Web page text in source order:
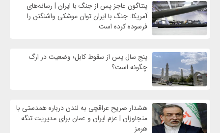
پنتاگون عاجز پس از جنگ با ایران | رسانه‌های
آمریکا: جنگ با ایران توان موشکی واشنگتن را
فرسوده کرده است
پنج سال پس از سقوط کابل؛ وضعیت در ارگ
چگونه است؟
هشدار صریح عراقچی به لندن درباره همدستی با
متجاوزان | عزم ایران و عمان برای مدیریت تنگه
هرمز